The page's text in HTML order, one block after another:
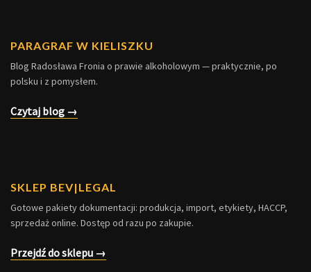
PARAGRAF W KIELISZKU
Blog Radosława Fronia o prawie alkoholowym — praktycznie, po
polsku i z pomysłem.
Czytaj blog →
SKLEP BEV|LEGAL
Gotowe pakiety dokumentacji: produkcja, import, etykiety, HACCP,
sprzedaż online. Dostęp od razu po zakupie.
Przejdź do sklepu →